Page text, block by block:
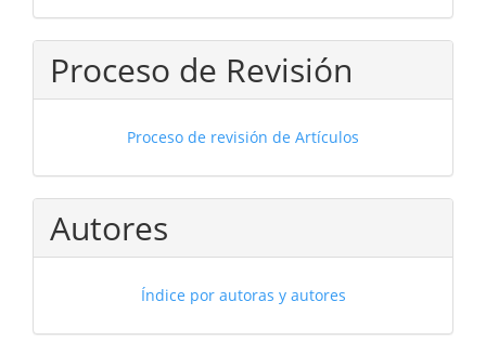
Proceso de Revisión
Proceso de revisión de Artículos
Autores
Índice por autoras y autores